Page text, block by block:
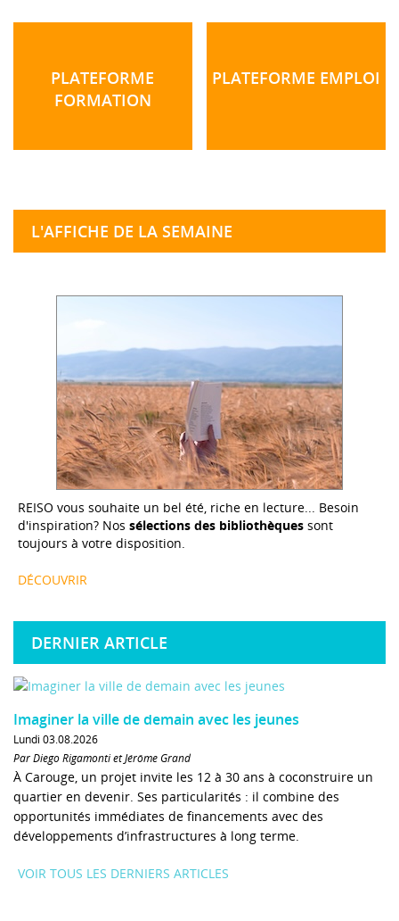
PLATEFORME
FORMATION
PLATEFORME EMPLOI
L'AFFICHE DE LA SEMAINE
REISO vous souhaite un bel été, riche en lecture... Besoin
d'inspiration? Nos sélections des bibliothèques sont
toujours à votre disposition.
DÉCOUVRIR
DERNIER ARTICLE
Imaginer la ville de demain avec les jeunes
Lundi 03.08.2026
Par Diego Rigamonti et Jérôme Grand
À Carouge, un projet invite les 12 à 30 ans à coconstruire un
quartier en devenir. Ses particularités : il combine des
opportunités immédiates de financements avec des
développements d’infrastructures à long terme.
VOIR TOUS LES DERNIERS ARTICLES